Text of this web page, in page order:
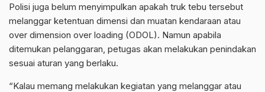
Polisi juga belum menyimpulkan apakah truk tebu tersebut
melanggar ketentuan dimensi dan muatan kendaraan atau
over dimension over loading (ODOL). Namun apabila
ditemukan pelanggaran, petugas akan melakukan penindakan
sesuai aturan yang berlaku.
“Kalau memang melakukan kegiatan yang melanggar atau